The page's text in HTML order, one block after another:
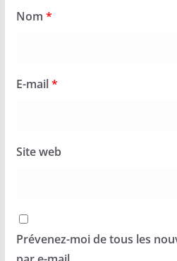
Nom *
E-mail*
Site web
Prévenez-moi de tous les